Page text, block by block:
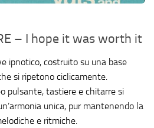
– I hope it was worth it
ipnotico, costruito su una base
si ripetono ciclicamente.
pulsante, tastiere e chitarre si
unica, pur mantenendo la
e ritmiche.